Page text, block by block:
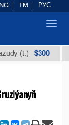
$300 "А"
TM РУС